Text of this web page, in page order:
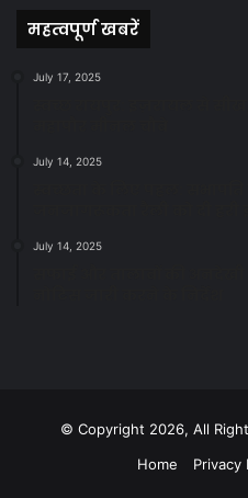
महत्वपूर्ण खबरें
July 17, 2025
July 14, 2025
July 14, 2025
© Copyright 2026, All
Home
Privacy